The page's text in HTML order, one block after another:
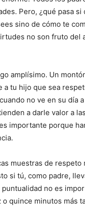
Pero, ¿qué pasa
sino de cómo te
no son fruto del
amplísimo. Un
a tu hijo que sea
no ve en su día
a darle valor a
importante porque
muestras de
si tú, como padre,
no es
quince minutos más